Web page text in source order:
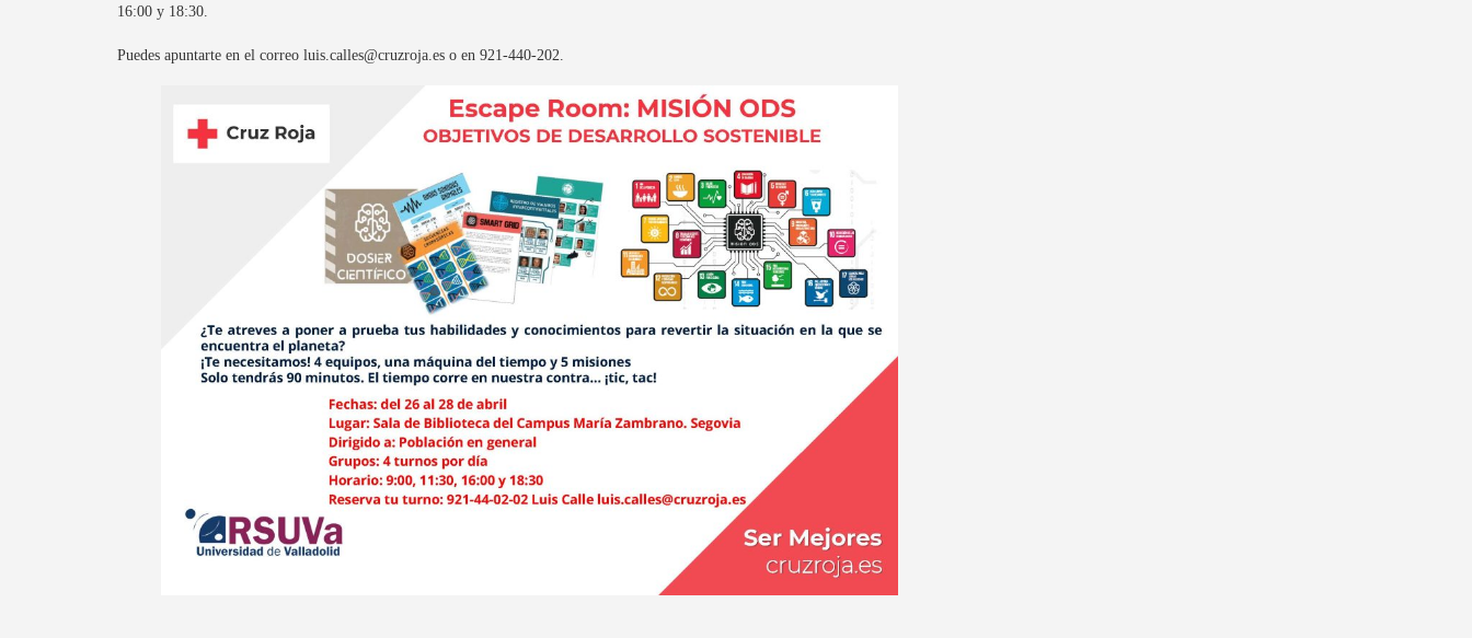
16:00 y 18:30.
Puedes apuntarte en el correo luis.calles@cruzroja.es o en 921-440-202.